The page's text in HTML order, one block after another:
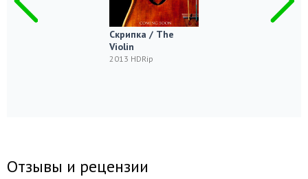
Скрипка / The
Violin
2013 HDRip
Отзывы и рецензии